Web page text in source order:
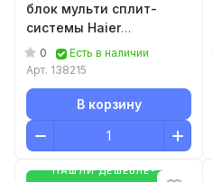
блок мульти сплит-
системы Haier
AB25S2SC1FA
0
Есть в наличии
Арт. 138215
В корзину
НАШЛИ ДЕШЕВЛЕ-